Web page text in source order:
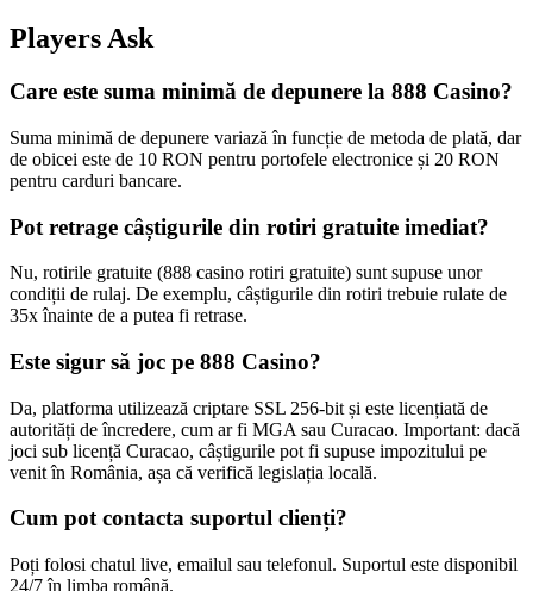
Players Ask
Care este suma minimă de depunere la 888 Casino?
Suma minimă de depunere variază în funcție de metoda de plată, dar
de obicei este de 10 RON pentru portofele electronice și 20 RON
pentru carduri bancare.
Pot retrage câștigurile din rotiri gratuite imediat?
Nu, rotirile gratuite (888 casino rotiri gratuite) sunt supuse unor
condiții de rulaj. De exemplu, câștigurile din rotiri trebuie rulate de
35x înainte de a putea fi retrase.
Este sigur să joc pe 888 Casino?
Da, platforma utilizează criptare SSL 256-bit și este licențiată de
autorități de încredere, cum ar fi MGA sau Curacao. Important: dacă
joci sub licență Curacao, câștigurile pot fi supuse impozitului pe
venit în România, așa că verifică legislația locală.
Cum pot contacta suportul clienți?
Poți folosi chatul live, emailul sau telefonul. Suportul este disponibil
24/7 în limba română.